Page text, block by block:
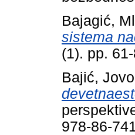
Bajagić,
sistema
(1). pp.
Bajić, Jovo
978-86-